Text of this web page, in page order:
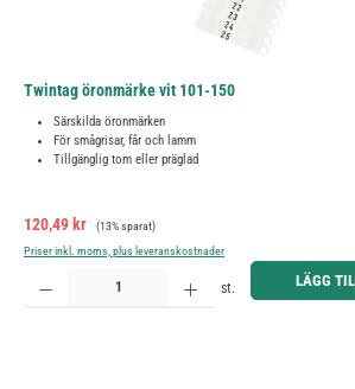
Twintag öronmärke vit 101-150
Särskilda öronmärken
För smågrisar, får och lamm
Tillgänglig tom eller präglad
Försäljningspris:
120,49 kr Ordinarie pris:
(13% sparat)
Priser inkl. moms, plus leveranskostnader
Produktkvantitet: Ange önskat belopp eller använd knapparna
st. LÄGG